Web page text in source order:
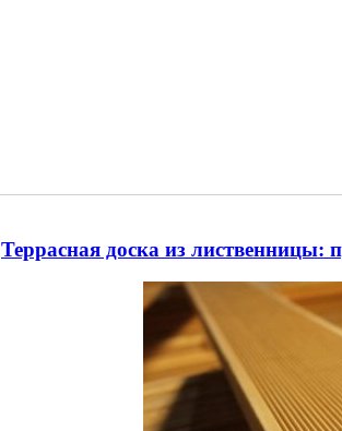
Террасная доска из лиственницы: